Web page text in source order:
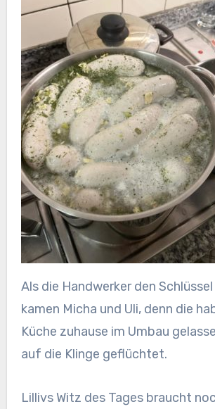
Als die Handwerker den
kamen Micha und Uli, denn die
Küche zuhause im Umbau
auf die Klinge geflüchtet.
Lillivs Witz des Tages braucht